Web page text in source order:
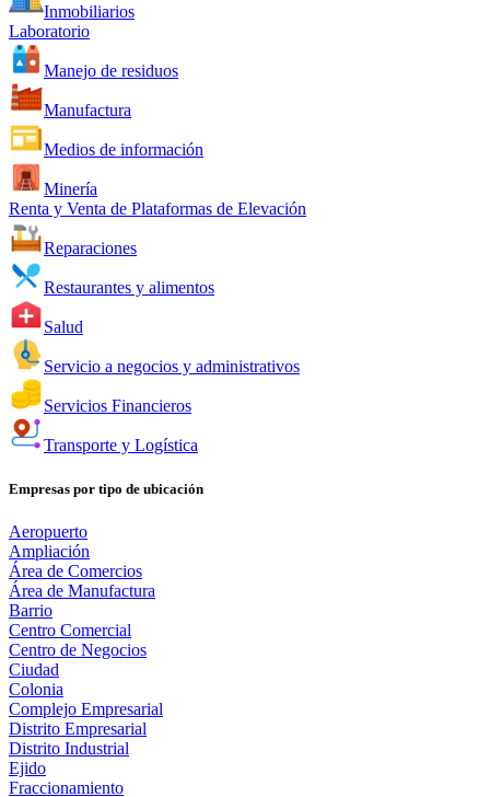
Inmobiliarios
Laboratorio
Manejo de residuos
Manufactura
Medios de información
Minería
Renta y Venta de Plataformas de Elevación
Reparaciones
Restaurantes y alimentos
Salud
Servicio a negocios y administrativos
Servicios Financieros
Transporte y Logística
Empresas por tipo de ubicación
Aeropuerto
Ampliación
Área de Comercios
Área de Manufactura
Barrio
Centro Comercial
Centro de Negocios
Ciudad
Colonia
Complejo Empresarial
Distrito Empresarial
Distrito Industrial
Ejido
Fraccionamiento